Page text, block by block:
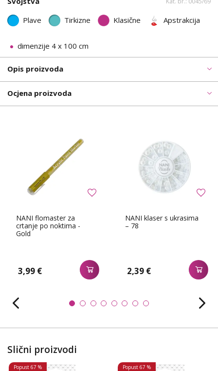
Plave Tirkizne Klasične Apstrakcija
dimenzije 4 x 100 cm
Opis proizvoda
Ocjena proizvoda
NANI flomaster za
crtanje po noktima -
Gold
3,99 €
NANI klaser s ukrasima
– 78
2,39 €
Slični proizvodi
Popust 67 %
Popust 67 %